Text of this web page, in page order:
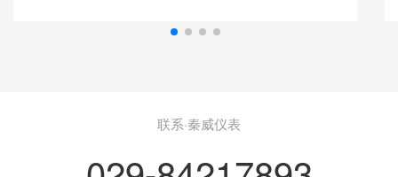
联系·秦威仪表